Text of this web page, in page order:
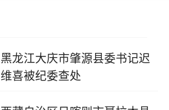
黑龙江大庆市肇源县委书记迟
维喜被纪委查处